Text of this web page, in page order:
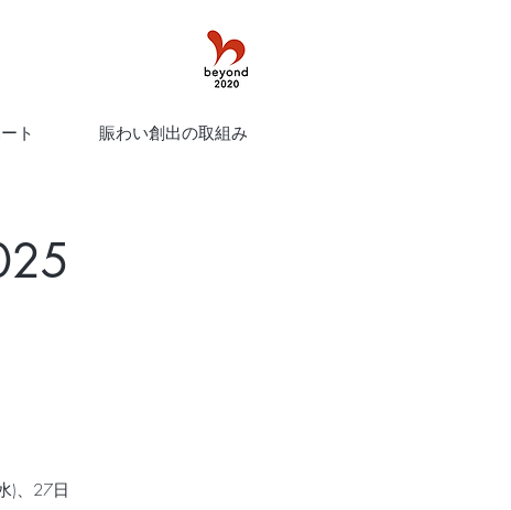
ト 賑わい創出の取組み
)、27日